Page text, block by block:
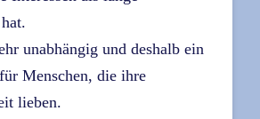
unabhängig und deshalb ein
Menschen, die ihre
lieben.